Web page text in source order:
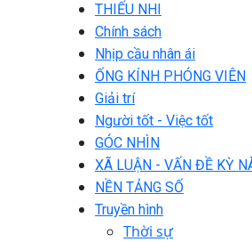
THIẾU NHI
Chính sách
Nhịp cầu nhân ái
ỐNG KÍNH PHÓNG VIÊN
Giải trí
Người tốt - Việc tốt
GÓC NHÌN
XÃ LUẬN - VẤN ĐỀ KỲ
NỀN TẢNG SỐ
Truyền hình
Thời sự